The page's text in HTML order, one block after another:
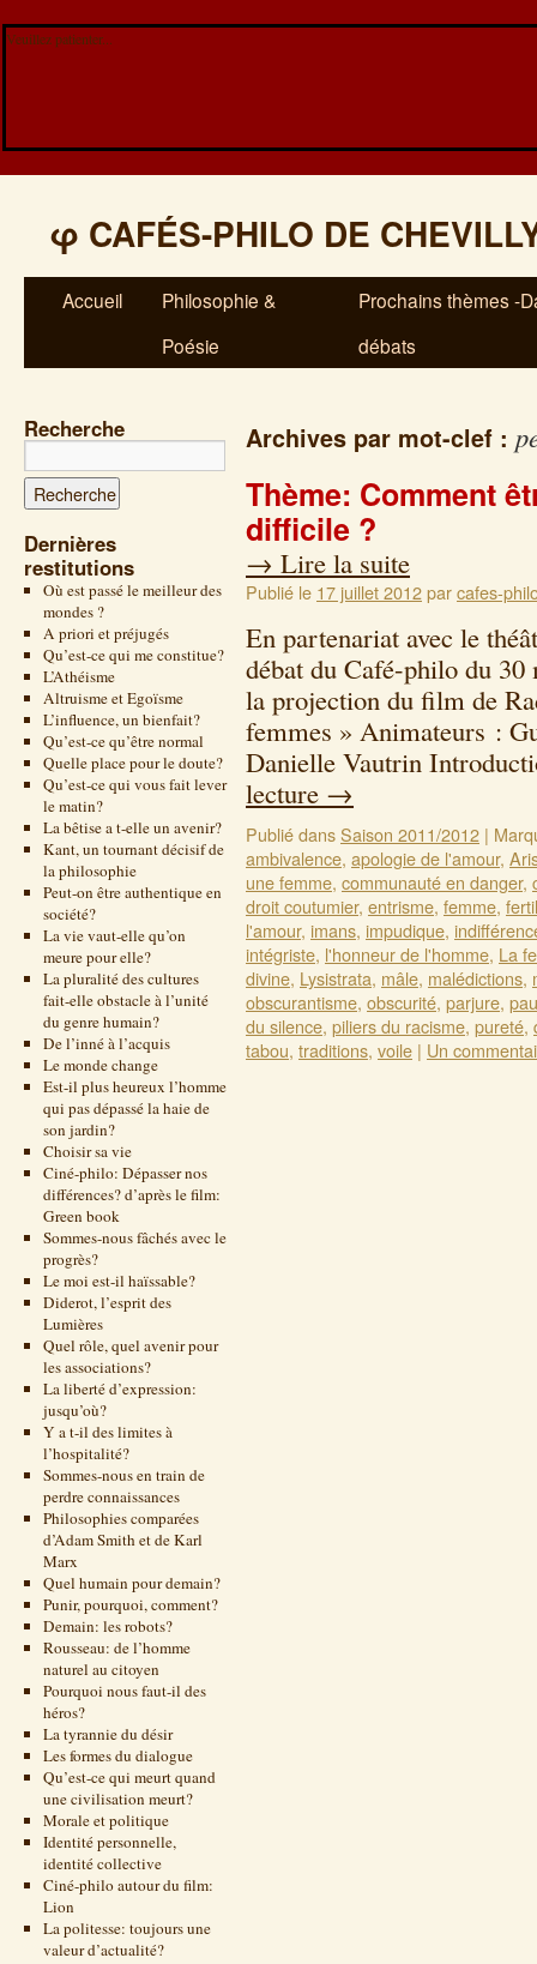
Veuillez patienter...
φ CAFÉS-PHILO DE
Accueil
Philosophie &
Poésie
Prochains thèmes -
débats
Recherche
Dernières
restitutions
Où est passé le meilleur des
mondes ?
A priori et préjugés
Qu’est-ce qui me constitue?
L’Athéisme
Altruisme et Egoïsme
L’influence, un bienfait?
Qu’est-ce qu’être normal
Quelle place pour le doute?
Qu’est-ce qui vous fait lever
le matin?
La bêtise a t-elle un avenir?
Kant, un tournant décisif de
la philosophie
Peut-on être authentique en
société?
La vie vaut-elle qu’on
meure pour elle?
La pluralité des cultures
fait-elle obstacle à l’unité
du genre humain?
De l’inné à l’acquis
Le monde change
Est-il plus heureux l’homme
qui pas dépassé la haie de
son jardin?
Choisir sa vie
Ciné-philo: Dépasser nos
différences? d’après le film:
Green book
Sommes-nous fâchés avec le
progrès?
Le moi est-il haïssable?
Diderot, l’esprit des
Lumières
Quel rôle, quel avenir pour
les associations?
La liberté d’expression:
jusqu’où?
Y a t-il des limites à
l’hospitalité?
Sommes-nous en train de
perdre connaissances
Philosophies comparées
d’Adam Smith et de Karl
Marx
Quel humain pour demain?
Punir, pourquoi, comment?
Demain: les robots?
Rousseau: de l’homme
naturel au citoyen
Pourquoi nous faut-il des
héros?
La tyrannie du désir
Les formes du dialogue
Qu’est-ce qui meurt quand
une civilisation meurt?
Morale et politique
Identité personnelle,
identité collective
Ciné-philo autour du film:
Lion
La politesse: toujours une
valeur d’actualité?
Archives par mot-clef :
Thème: Comment
difficile ?
→ Lire la suite
Publié le 17 juillet 2012parcafes-
En partenariat avec le
débat du Café-philo du
la projection du film de
femmes » Animateurs :
Danielle Vautrin
lecture →
Publié dansSaison 2011/2012 |
ambivalence, apologie de l'amour,
une femme, communauté en danger,
droit coutumier, entrisme, femme,
l'amour, imans, impudique,
intégriste, l'honneur de l'homme, La
divine, Lysistrata, mâle, malédictions,
obscurantisme, obscurité, parjure,
du silence, piliers du racisme, pureté,
tabou, traditions, voile | Un